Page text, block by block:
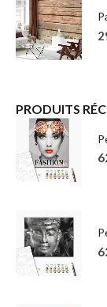
PRODUITS